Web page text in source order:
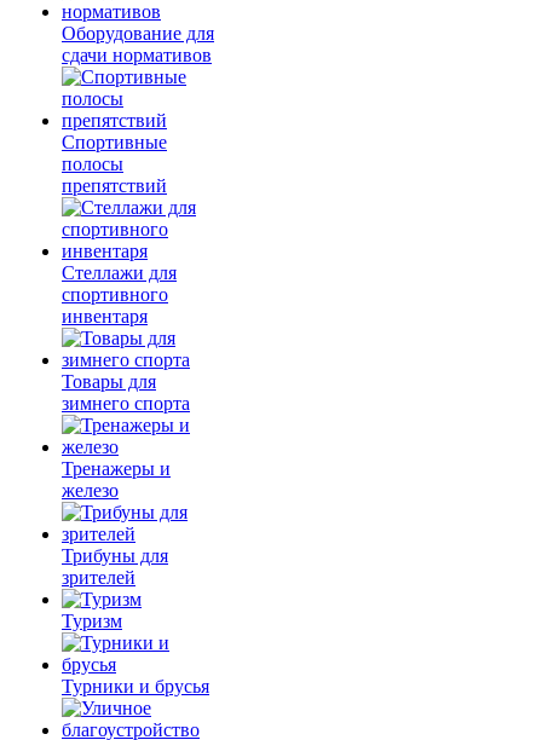
Оборудование для
сдачи нормативов
Спортивные
полосы
препятствий
Стеллажи для
спортивного
инвентаря
Товары для
зимнего спорта
Тренажеры и
железо
Трибуны для
зрителей
Туризм
Турники и брусья